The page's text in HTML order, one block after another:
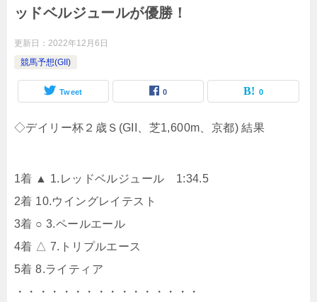
ッドベルジュールが優勝！
更新日： 2022年12月6日
競馬予想(GII)
Tweet 0 0
◇デイリー杯２歳Ｓ(GII、芝1,600m、京都) 結果
1着 ▲ 1.レッドベルジュール 1:34.5
2着 10.ウイングレイテスト
3着 ○ 3.ペールエール
4着 △ 7.トリプルエース
5着 8.ライティア
・・・・・・・・・・・・・・・・